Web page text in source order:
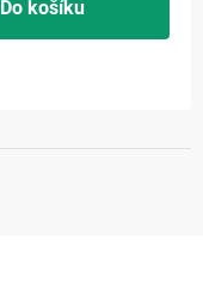
Do košíku